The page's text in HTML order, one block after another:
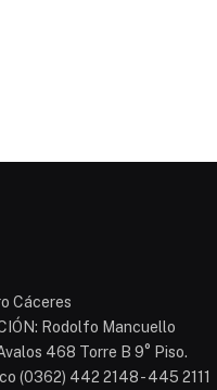
Cáceres
Rodolfo Mancuello
468 Torre B 9° Piso.
(0362) 442 2148 - 445 2111